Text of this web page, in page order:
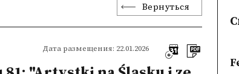
Вернуться
Дата размещения: 22.01.2026